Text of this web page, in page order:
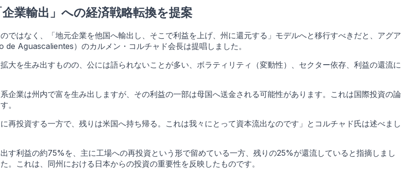
業輸出」への経済戦略転換を提案
ではなく、「地元企業を他国へ輸出し、そこで利益を上げ、州に還元する」モデルへと移行すべきだと、アグア
Aguascalientes）のカルメン・コルチャド会長は提唱しました。
大を生み出すものの、公には語られないことが多い、ボラティリティ（変動性）、セクター依存、利益の還流に
企業は州内で富を生み出しますが、その利益の一部は母国へ送金される可能性があります。これは国際投資の論
。
再投資する一方で、残りは米国へ持ち帰る。これは我々にとって資本流出なのです」とコルチャド氏は述べまし
す利益の約75%を、主に工場への再投資という形で留めている一方、残りの25%が還流していると指摘しまし
これは、同州における日本からの投資の重要性を反映したものです。